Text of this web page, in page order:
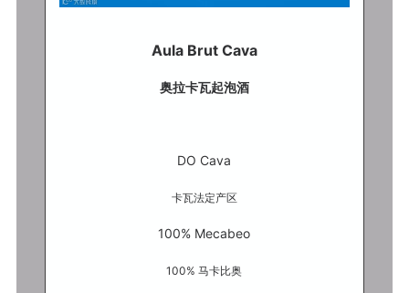
Aula Brut Cava
奥拉卡瓦起泡酒
DO Cava
卡瓦法定产区
100% Mecabeo
100% 马卡比奥